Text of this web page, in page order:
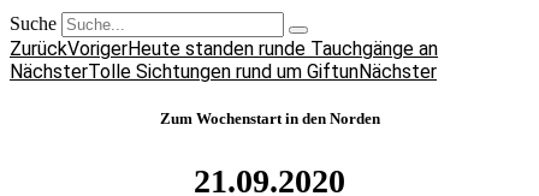
Suche
ZurückVorigerHeute standen runde Tauchgänge an
NächsterTolle Sichtungen rund um GiftunNächster
Zum Wochenstart in den Norden
21.09.2020